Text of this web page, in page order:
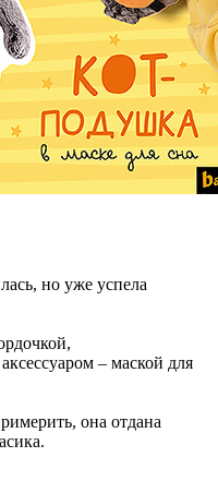
но уже успела
– маской для
она отдана